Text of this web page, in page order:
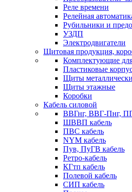
Реле времени
Релейная
Рубильники и
УЗДП
Электродвигатели
Щитовая продукция,
Комплектующие
Пластиковые
Щиты
Щиты этажные
Коробки
Кабель силовой
ВВГнг, ВВГ-Пнг,
ШВВП кабель
ПВС кабель
NYM кабель
Пув, ПуГВ кабель
Ретро-кабель
КГтп кабель
Полевой кабель
СИП кабель